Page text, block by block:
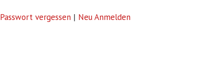
Passwort vergessen | Neu Anmelden